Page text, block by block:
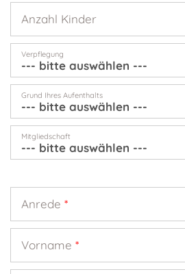
Anzahl Kinder
Verpflegung
Grund Ihres Aufenthalts
Mitgliedschaft
Anrede *
Vorname *